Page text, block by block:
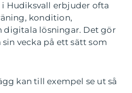
Hudiksvall erbjuder ofta
kondition,
lösningar. Det gör
vecka på ett sätt som
kan till exempel se ut så